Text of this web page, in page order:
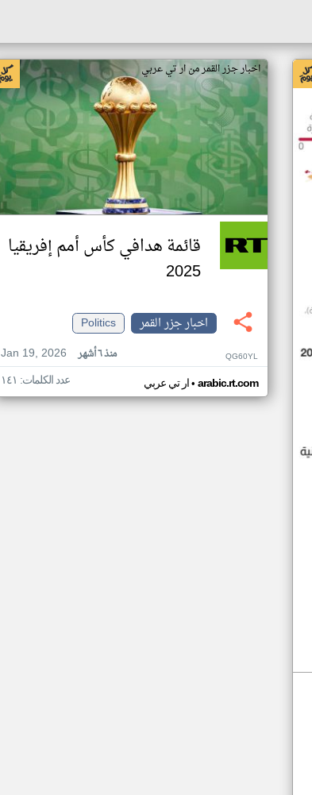
اخبار جزر القمر من ار تي عربي
قائمة هدافي كأس أمم إفريقيا
2025
اخبار جزر القمر
Politics
Jan 19, 2026
منذ ٦ أشهر QG60YL
ار تي عربي• arabic.rt.com عدد الكلمات: ١٤١